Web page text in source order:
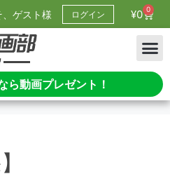
、ゲスト様 ログイン ¥0 0
ら動画プレゼント！